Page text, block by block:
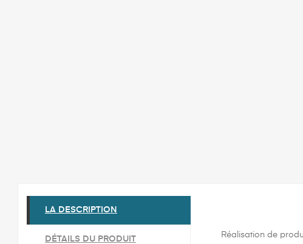
LA DESCRIPTION
DÉTAILS DU PRODUIT Réalisation de